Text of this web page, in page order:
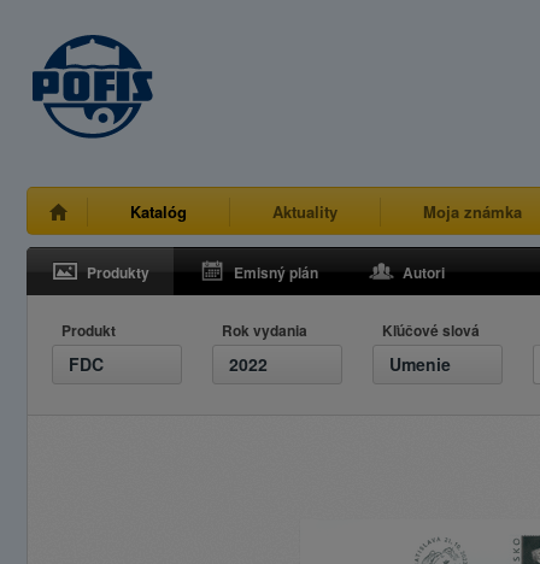
Katalóg Aktuality Moja známka
Produkty Emisný plán Autori
Produkt
FDC
Rok vydania
2022
Kľúčové slová
Umenie